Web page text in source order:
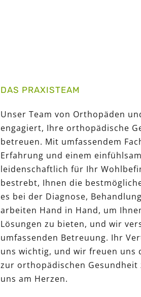
DAS PRAXISTEAM
Unser Team von Orthopäden
engagiert, Ihre orthopädische
betreuen. Mit umfassendem
Erfahrung und einem
leidenschaftlich für Ihr
bestrebt, Ihnen die
es bei der Diagnose,
arbeiten Hand in Hand, um
Lösungen zu bieten, und wir
umfassenden Betreuung. Ihr
uns wichtig, und wir freuen uns
zur orthopädischen
uns am Herzen.